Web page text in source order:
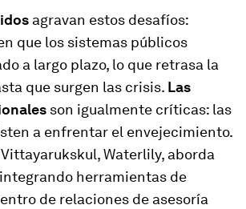
agravan estos desafíos:
que los sistemas públicos
a largo plazo, lo que retrasa la
que surgen las crisis. Las
son igualmente críticas: las
a enfrentar el envejecimiento.
Waterlily, aborda
herramientas de
de relaciones de asesoría